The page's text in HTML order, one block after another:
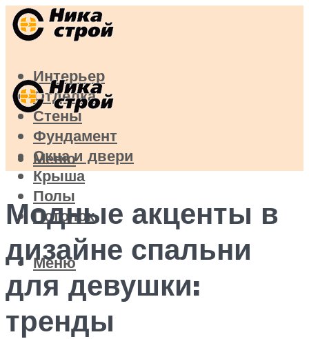
Интерьер
Отделка
Стены
Фундамент
Окна и двери
Крыша
Полы
Потолок
Меню
Меню
Модные акценты в
дизайне спальни
для девушки:
тренды